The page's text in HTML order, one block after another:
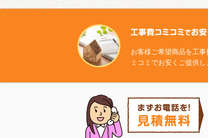
お客様ご希望商品を工事
ミコミでお安くご提供し